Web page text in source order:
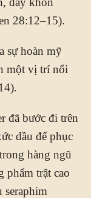
28:12–15).
sự hoàn mỹ
một vị trí nổi
đã bước đi trên
dầu để phục
hàng ngũ
trật cao
seraphim